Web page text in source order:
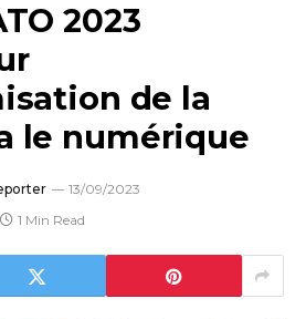
2023
de la
le numérique
13/09/2023
1 Min Read